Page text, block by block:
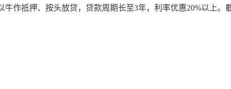
抵押、按头放贷，贷款周期长至3年，利率优惠20%以上。